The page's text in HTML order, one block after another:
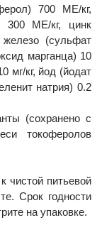
700 МЕ/кг,
300 МЕ/кг, цинк
железо (сульфат
марганца) 10
мг/кг, йод (йодат
натрия) 0.2
(сохранено с
токоферолов
чистой питьевой
Срок годности
на упаковке.